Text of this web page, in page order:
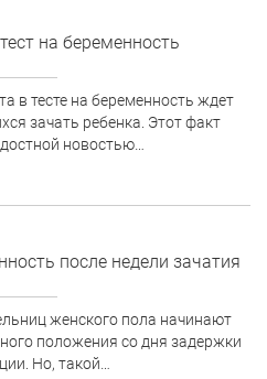
на беременность
в тесте на беременность ждет
зачать ребенка. Этот факт
новостью…
после недели зачатия
женского пола начинают
положения со дня задержки
Но, такой…